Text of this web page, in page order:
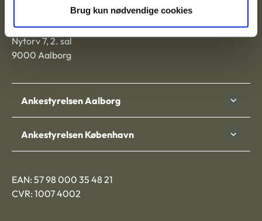
Brug kun nødvendige cookies
Nytorv 7, 2. sal
9000 Aalborg
Ankestyrelsen Aalborg
Ankestyrelsen København
EAN: 57 98 000 35 48 21
CVR: 1007 4002